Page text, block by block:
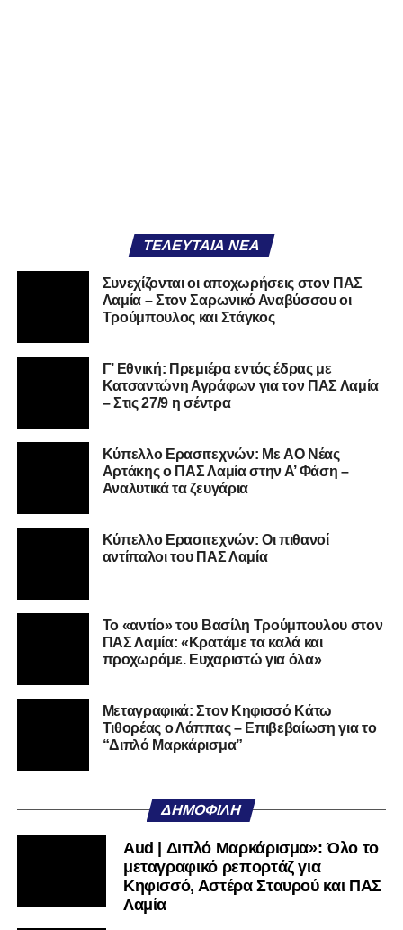
αυτή την έκδοση του ΠΑΣ Λαμία, με όσα προηγήθηκαν το
καλοκαίρι και όσα ισχύουν σήμερα, λείπει. Μιλάμε για μία
διοίκηση πρωτοδικείου που πήρε τη καυτή πατάτα
άλλωστε. Δεν μπορούν να υπάρχουν απαιτήσεις.
όνομα, έχει τη βάση. Αυτό που δεν έχει και πρέπει να
ξαναβρεί είναι αυτοπεποίθηση. Όχι αλαζονεία.
Αυτοπεποίθηση.
Αν η Λαμία συνεχίσει να μικραίνει τον εαυτό της, δεν θα
χρειαστεί κανείς άλλος να το κάνει.
υπόλοιπο κόσμο. Ακολουθήστε το lamiara.gr στο
, στοTwitterκαι στοInstagram για να
μαθαίνετε σε χρόνο dt όλα τα νέα.
ΤΕΛΕΥΤΑΊΑ ΝΈΑ
Συνεχίζονται οι αποχωρήσεις στον ΠΑΣ
Λαμία – Στον Σαρωνικό Αναβύσσου οι
Τρούμπουλος και Στάγκος
Γ’ Εθνική: Πρεμιέρα εντός έδρας με
Κατσαντώνη Αγράφων για τον ΠΑΣ Λαμία
– Στις 27/9 η σέντρα
Kύπελλο Ερασιτεχνών: Με AO Nέας
Αρτάκης ο ΠΑΣ Λαμία στην Α’ Φάση –
Αναλυτικά τα ζευγάρια
Κύπελλο Ερασιτεχνών: Οι πιθανοί
αντίπαλοι του ΠΑΣ Λαμία
Το «αντίο» του Βασίλη Τρούμπουλου στον
ΠΑΣ Λαμία: «Κρατάμε τα καλά και
προχωράμε. Ευχαριστώ για όλα»
Μεταγραφικά: Στον Κηφισσό Κάτω
Τιθορέας ο Λάππας – Επιβεβαίωση για το
“Διπλό Μαρκάρισμα”
ΔΗΜΟΦΙΛΉ
Aud | Διπλό Μαρκάρισμα»: Όλο το
μεταγραφικό ρεπορτάζ για
Κηφισσό, Αστέρα Σταυρού και ΠΑΣ
Λαμία